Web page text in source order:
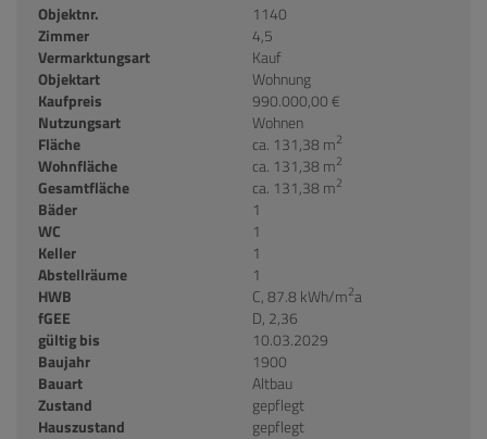
Objektnr.
1140
Zimmer
4,5
Vermarktungsart
Kauf
Objektart
Wohnung
Kaufpreis
990.000,00 €
Nutzungsart
Wohnen
Fläche
ca. 131,38 m2
Wohnfläche ca. 131,38 m2
Gesamtfläche ca. 131,38 m2
Bäder
1
WC
1
Keller
1
Abstellräume
1
HWB
C, 87.8 kWh/m2a
fGEE
D, 2,36
gültig bis
10.03.2029
Baujahr
1900
Bauart
Altbau
Zustand
gepflegt
Hauszustand
gepflegt